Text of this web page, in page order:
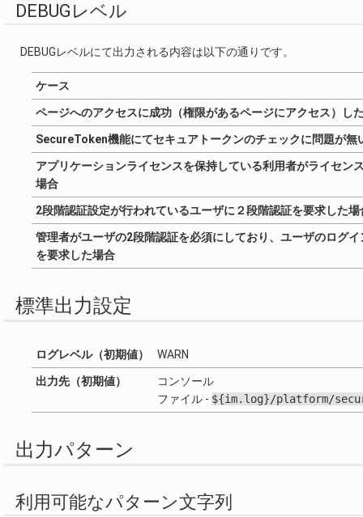
DEBUGレベル
DEBUGレベルにて出力される内容は以下の通りです。
ケース
ページへのアクセスに成功（権限があるページにアクセス）し
SecureToken機能にてセキュアトークンのチェックに問題が無
アプリケーションライセンスを保持している利用者がライセン
場合
2段階認証設定が行われているユーザに２段階認証を要求した場
管理者がユーザの2段階認証を必須にしており、ユーザのログ
を要求した場合
標準出力設定
ログレベル（初期値） WARN
出力先（初期値）
コンソール
ファイル - ${im.log}/platform/
出力パターン
利用可能なパターン文字列